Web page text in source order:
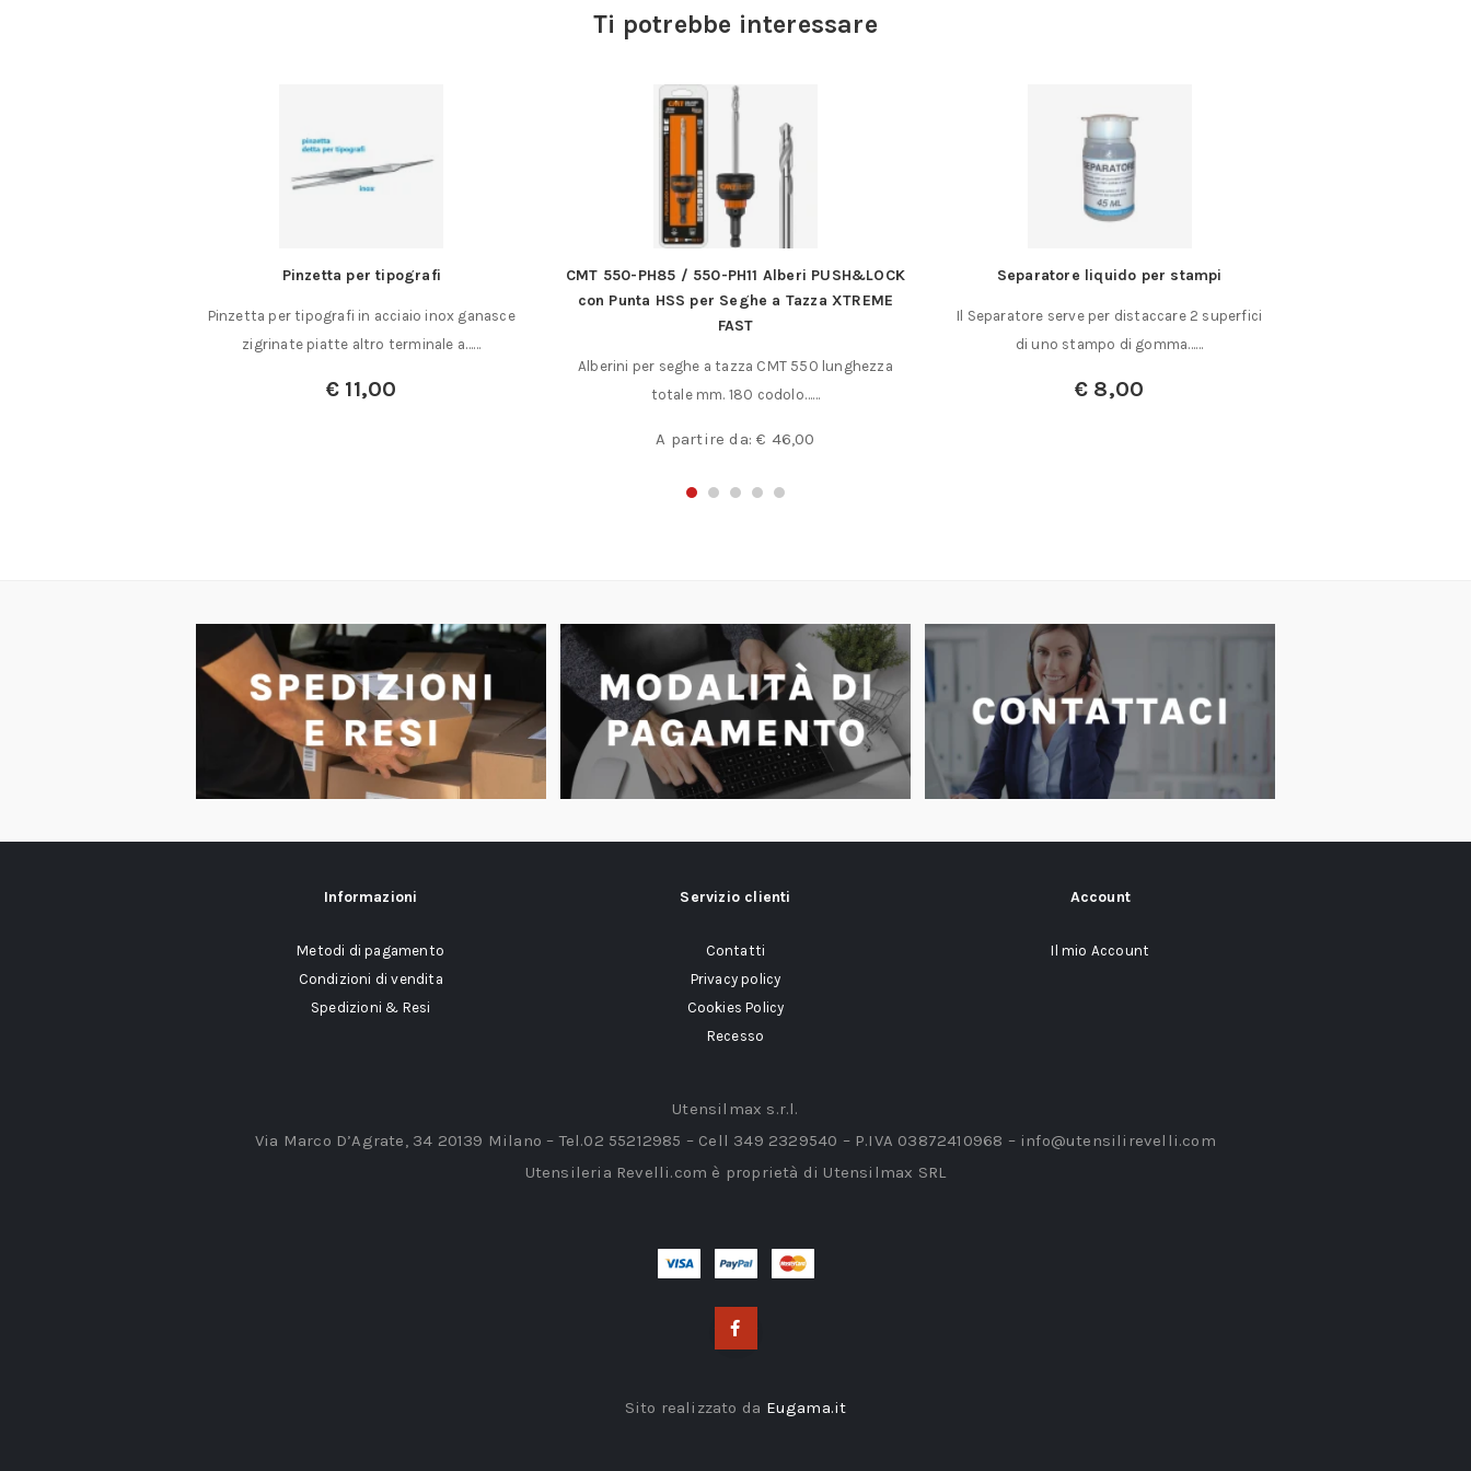
Ti potrebbe interessare
Pinzetta per tipografi
Pinzetta per tipografi in acciaio inox ganasce
zigrinate piatte altro terminale a……
€ 11,00
CMT 550-PH85 / 550-PH11 Alberi PUSH&LOCK
con Punta HSS per Seghe a Tazza XTREME
FAST
Alberini per seghe a tazza CMT 550 lunghezza
totale mm. 180 codolo……
A partire da:€ 46,00
Separatore liquido per stampi
Il Separatore serve per distaccare 2 superfici
di uno stampo di gomma……
€ 8,00
Informazioni
Metodi di pagamento
Condizioni di vendita
Spedizioni & Resi
Servizio clienti
Contatti
Privacy policy
Cookies Policy
Recesso
Account
Il mio Account
Utensilmax s.r.l.
Via Marco D’Agrate, 34 20139 Milano – Tel.02 55212985 – Cell 349 2329540 – P.IVA 03872410968 – info@utensilirevelli.com
Utensileria Revelli.com è proprietà di Utensilmax SRL
Sito realizzato da Eugama.it